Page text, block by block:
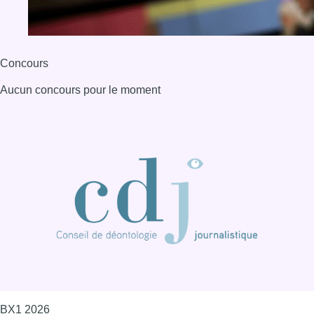
Concours
Aucun concours pour le moment
BX1 2026